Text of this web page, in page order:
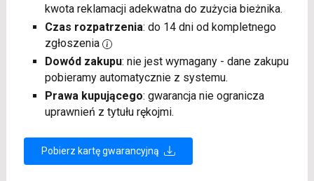
kwota reklamacji adekwatna do zużycia bieżnika.
Czas rozpatrzenia: do 14 dni od kompletnego
zgłoszenia
Dowód zakupu: nie jest wymagany - dane zakupu
pobieramy automatycznie z systemu.
Prawa kupującego: gwarancja nie ogranicza
uprawnień z tytułu rękojmi.
Pobierz kartę gwarancyjną